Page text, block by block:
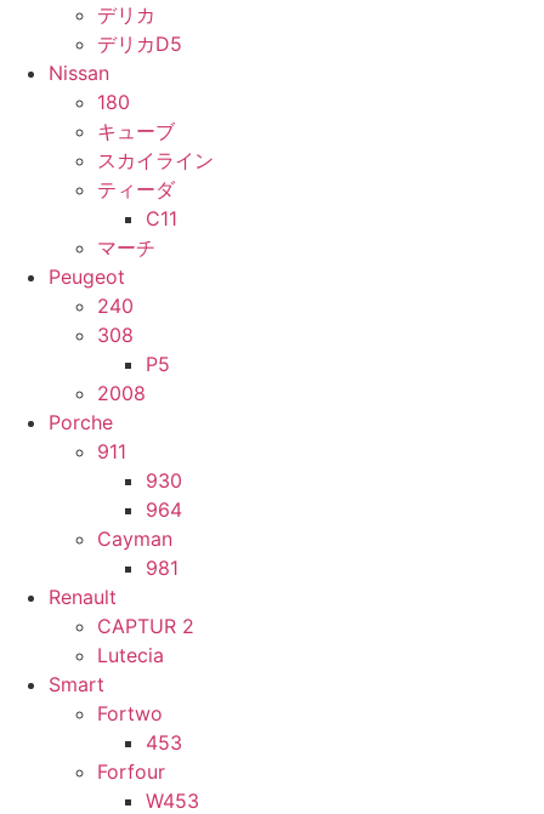
デリカ
デリカD5
Nissan
180
キューブ
スカイライン
ティーダ
C11
マーチ
Peugeot
240
308
P5
2008
Porche
911
930
964
Cayman
981
Renault
CAPTUR 2
Lutecia
Smart
Fortwo
453
Forfour
W453